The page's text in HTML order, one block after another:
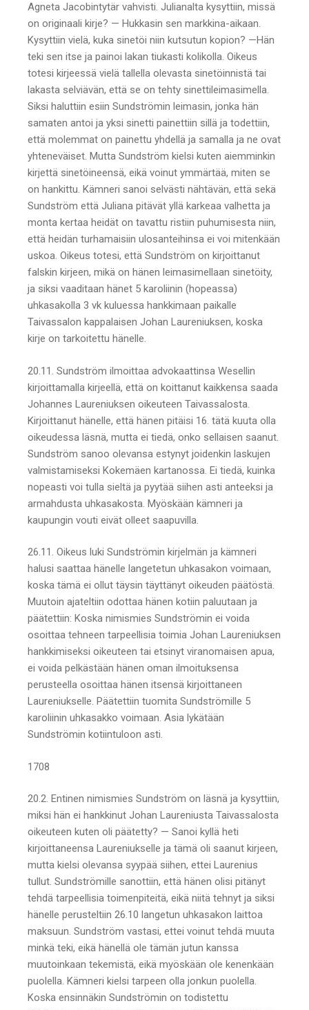
Agneta Jacobintytär vahvisti. Julianalta kysyttiin, missä
on originaali kirje? — Hukkasin sen markkina-aikaan.
Kysyttiin vielä, kuka sinetöi niin kutsutun kopion? —Hän
teki sen itse ja painoi lakan tiukasti kolikolla. Oikeus
totesi kirjeessä vielä tallella olevasta sinetöinnistä tai
lakasta selviävän, että se on tehty sinettileimasimella.
Siksi haluttiin esiin Sundströmin leimasin, jonka hän
samaten antoi ja yksi sinetti painettiin sillä ja todettiin,
että molemmat on painettu yhdellä ja samalla ja ne ovat
yhteneväiset. Mutta Sundström kielsi kuten aiemminkin
kirjettä sinetöineensä, eikä voinut ymmärtää, miten se
on hankittu. Kämneri sanoi selvästi nähtävän, että sekä
Sundström että Juliana pitävät yllä karkeaa valhetta ja
monta kertaa heidät on tavattu ristiin puhumisesta niin,
että heidän turhamaisiin ulosanteihinsa ei voi mitenkään
uskoa. Oikeus totesi, että Sundström on kirjoittanut
falskin kirjeen, mikä on hänen leimasimellaan sinetöity,
ja siksi vaaditaan hänet 5 karoliinin (hopeassa)
uhkasakolla 3 vk kuluessa hankkimaan paikalle
Taivassalon kappalaisen Johan Laureniuksen, koska
kirje on tarkoitettu hänelle.
20.11. Sundström ilmoittaa advokaattinsa Wesellin
kirjoittamalla kirjeellä, että on koittanut kaikkensa saada
Johannes Laureniuksen oikeuteen Taivassalosta.
Kirjoittanut hänelle, että hänen pitäisi 16. tätä kuuta olla
oikeudessa läsnä, mutta ei tiedä, onko sellaisen saanut.
Sundström sanoo olevansa estynyt joidenkin laskujen
valmistamiseksi Kokemäen kartanossa. Ei tiedä, kuinka
nopeasti voi tulla sieltä ja pyytää siihen asti anteeksi ja
armahdusta uhkasakosta. Myöskään kämneri ja
kaupungin vouti eivät olleet saapuvilla.
26.11. Oikeus luki Sundströmin kirjelmän ja kämneri
halusi saattaa hänelle langetetun uhkasakon voimaan,
koska tämä ei ollut täysin täyttänyt oikeuden päätöstä.
Muutoin ajateltiin odottaa hänen kotiin paluutaan ja
päätettiin: Koska nimismies Sundströmin ei voida
osoittaa tehneen tarpeellisia toimia Johan Laureniuksen
hankkimiseksi oikeuteen tai etsinyt viranomaisen apua,
ei voida pelkästään hänen oman ilmoituksensa
perusteella osoittaa hänen itsensä kirjoittaneen
Laureniukselle. Päätettiin tuomita Sundströmille 5
karoliinin uhkasakko voimaan. Asia lykätään
Sundströmin kotiintuloon asti.
1708
20.2. Entinen nimismies Sundström on läsnä ja kysyttiin,
miksi hän ei hankkinut Johan Laureniusta Taivassalosta
oikeuteen kuten oli päätetty? — Sanoi kyllä heti
kirjoittaneensa Laureniukselle ja tämä oli saanut kirjeen,
mutta kielsi olevansa syypää siihen, ettei Laurenius
tullut. Sundströmille sanottiin, että hänen olisi pitänyt
tehdä tarpeellisia toimenpiteitä, eikä niitä tehnyt ja siksi
hänelle perusteltiin 26.10 langetun uhkasakon laittoa
maksuun. Sundström vastasi, ettei voinut tehdä muuta
minkä teki, eikä hänellä ole tämän jutun kanssa
muutoinkaan tekemistä, eikä myöskään ole kenenkään
puolella. Kämneri kielsi tarpeen olla jonkun puolella.
Koska ensinnäkin Sundströmin on todistettu